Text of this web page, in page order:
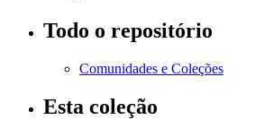
Todo o repositório
Comunidades e Coleções
Esta coleção